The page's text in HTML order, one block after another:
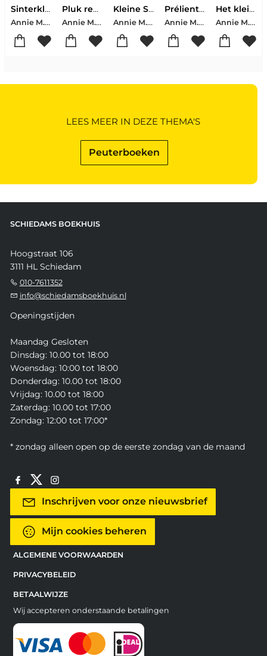
Sinterklaas komt!
Annie M.G. Schmidt
Pluk redt de dieren
Annie M.G. Schmidt
Kleine Siepie
Annie M.G. Schmidt
Prélientje blust de brand
Annie M.G. Schmidt
Het kleine Annie M.G. Schmidt voorleesboek
Annie M.G. Schmidt
Peuterboeken
LEES MEER IN DEZE THEMA'S
SCHIEDAMS BOEKHUIS
Hoogstraat 106
3111 HL Schiedam
010-7611352
info@schiedamsboekhuis.nl
Openingstijden
Maandag Gesloten
Dinsdag: 10.00 tot 18:00
Woensdag: 10:00 tot 18:00
Donderdag: 10.00 tot 18:00
Vrijdag: 10.00 tot 18:00
Zaterdag: 10.00 tot 17:00
Zondag: 12:00 tot 17:00*
* zondag alleen open op de eerste zondag van de maand
Inschrijven voor onze nieuwsbrief
Mijn cookies beheren
ALGEMENE VOORWAARDEN
PRIVACYBELEID
BETAALWIJZE
Wij accepteren onderstaande betalingen